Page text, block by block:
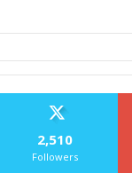
2,510
Followers